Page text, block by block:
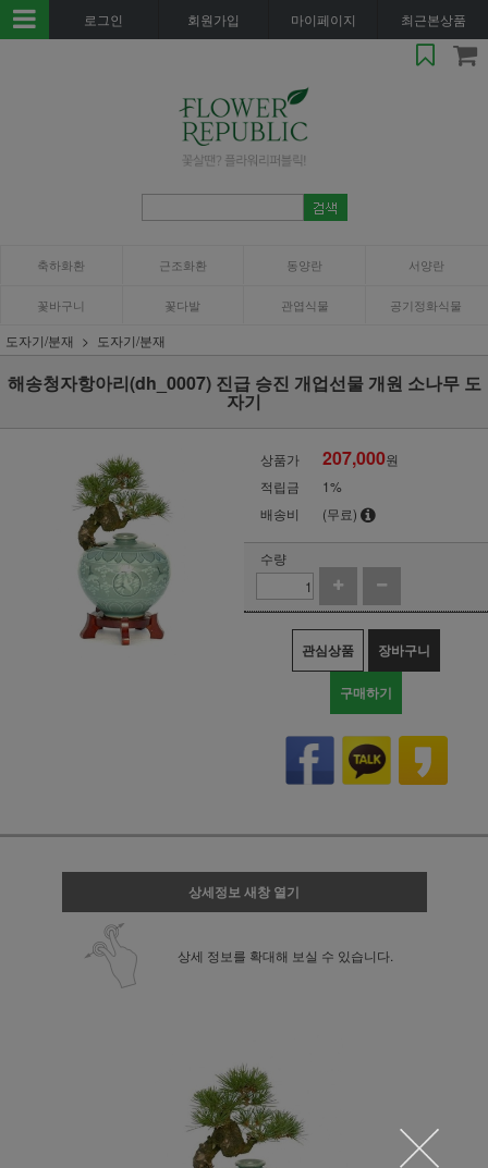
로그인 회원가입 마이페이지 최근본상품
축하화환 근조화환 동양란 서양란
꽃바구니 꽃다발 관엽식물 공기정화식물
도자기/분재 도자기/분재
해송청자항아리(dh_0007) 진급 승진 개업선물 개원 소나무 도
자기
상품가 207,000원
적립금
1%
배송비
(무료)
수량
관심상품 장바구니
구매하기
상세정보 새창 열기
상세 정보를 확대해 보실 수 있습니다.